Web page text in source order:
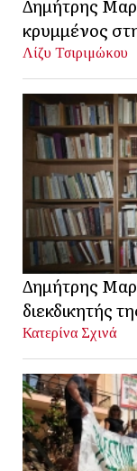
Δημήτρης
κρυμμένος
Λίζυ Τσιριμώκου
Δημήτρης
διεκδικητής
Κατερίνα Σχινά